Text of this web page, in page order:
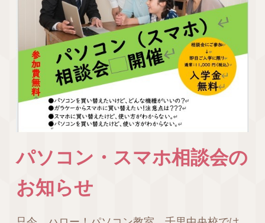
パソコン・スマホ相談会の
お知らせ